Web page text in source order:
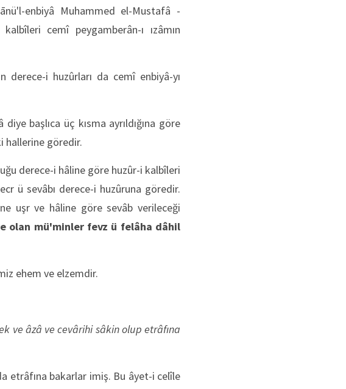
enbiyâ Muhammed el-Mustafâ -
cemî peygamberân-ı ızâmın
derece-i huzûrları da cemî enbiyâ-yı
başlıca üç kısma ayrıldığına göre
hallerine göredir.
derece-i hâline göre huzûr-i kalbîleri
ü sevâbı derece-i huzûruna göredir.
uşr ve hâline göre sevâb verileceği
olan mü'minler fevz ü felâha dâhil
ehem ve elzemdir.
ve âzâ ve cevârihi sâkin olup etrâfına
etrâfına bakarlar imiş. Bu âyet-i celîle